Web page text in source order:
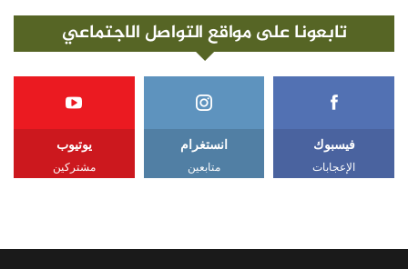
تابعونا على مواقع التواصل الاجتماعي
فيسبوك
الإعجابات
انستغرام
متابعين
يوتيوب
مشتركين